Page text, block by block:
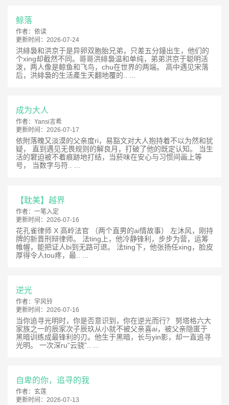
鲸落
作者： 依读
更新时间： 2026-07-24
洪緋裊和洪京于是异卵双胞胎兄弟，只差五分鐘出生，他们的
个xing却截然不同。哥哥洪緋裊温和单纯，弟弟洪京于聪明活
泼，两人像是鲸鱼和飞鸟，chu在世界的两端。 高中遇见宋落
后，洪緋裊的生活產生天翻地覆的.. ...
成为大人
作者： Yansi言希
更新时间： 2026-07-17
依附落魄又淡漠的父亲度ri，易豁文对大人抱持着不以为然和犹
疑， 直到遇见无畏规则的解良月，打破了他的既定认知。 当生
活的窘迫被不着痕跡地打结，当菸味在安心与习惯间画上等
号， 当数字与符.. ...
【耽美】越界
作者： 一笔入定
更新时间： 2026-07-16
花孔雀律师 X 高岭法官 （两个直男的ai情故事） 左沐风，刚持
牌的新晋刑辩律师。 法ting上，他冷静锋利，步步为营，运筹
帷幄，能把证人bi到无路可退。 法ting下，他张扬任xing，脸皮
厚得令人tou疼，最.. ...
逆光
作者： 宇风铃
更新时间： 2026-07-16
当你追寻光明时，你是否意识到，你在逆光而行？ 努塔格六大
家族之一的辰家次子辰玖从小就不被父亲喜ai，被父亲隐匿于
黑暗训练成最锋利的刃。他生于黑暗，长与yin影，却一直追寻
光明。 一次深ru“云骁”.. ...
自卑的你，追寻的我
作者： 玄莲
更新时间： 2026-07-13